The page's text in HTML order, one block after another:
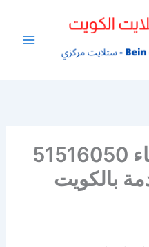
فني ستلايت الفيحاء 51516050
بالكويت